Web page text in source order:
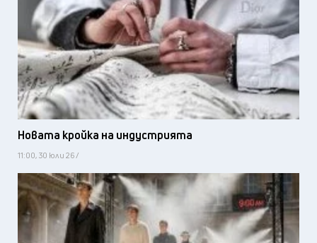
Новата кройка на индустрията
11:00, 30 юли 26 /